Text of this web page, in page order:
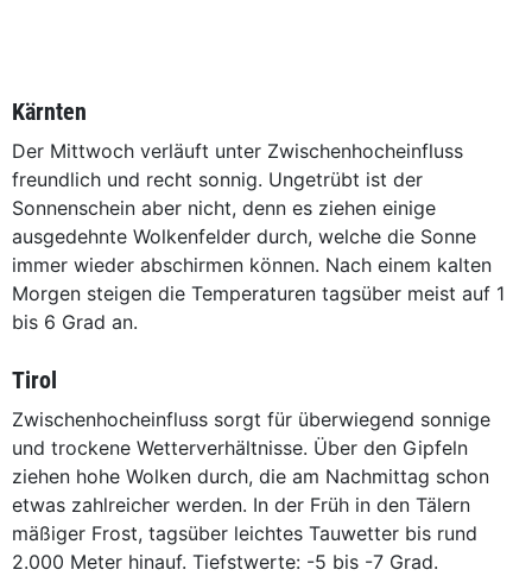
Kärnten
Der Mittwoch verläuft unter Zwischenhocheinfluss
freundlich und recht sonnig. Ungetrübt ist der
Sonnenschein aber nicht, denn es ziehen einige
ausgedehnte Wolkenfelder durch, welche die Sonne
immer wieder abschirmen können. Nach einem kalten
Morgen steigen die Temperaturen tagsüber meist auf 1
bis 6 Grad an.
Tirol
Zwischenhocheinfluss sorgt für überwiegend sonnige
und trockene Wetterverhältnisse. Über den Gipfeln
ziehen hohe Wolken durch, die am Nachmittag schon
etwas zahlreicher werden. In der Früh in den Tälern
mäßiger Frost, tagsüber leichtes Tauwetter bis rund
2.000 Meter hinauf. Tiefstwerte: -5 bis -7 Grad.